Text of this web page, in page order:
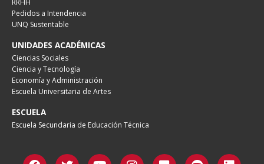
RRHH
Pedidos a Intendencia
UNQ Sustentable
UNIDADES ACADÉMICAS
Ciencias Sociales
Ciencia y Tecnología
Economía y Administración
Escuela Universitaria de Artes
ESCUELA
Escuela Secundaria de Educación Técnica